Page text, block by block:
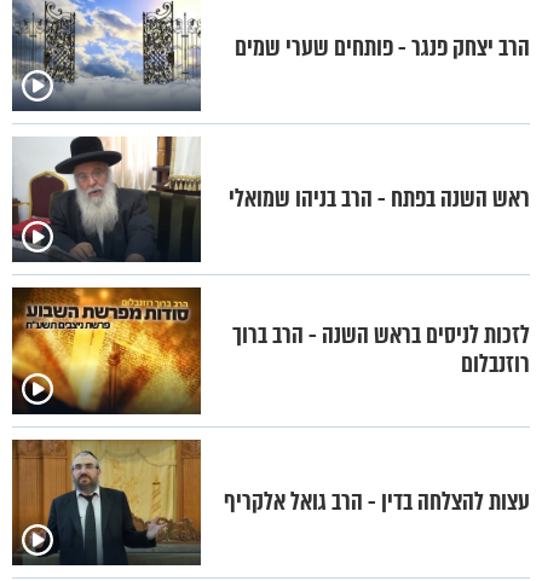
הרב יצחק פנגר - פותחים שערי שמים
ראש השנה בפתח - הרב בניהו שמואלי
לזכות לניסים בראש השנה - הרב ברוך
רוזנבלום
עצות להצלחה בדין - הרב גואל אלקריף